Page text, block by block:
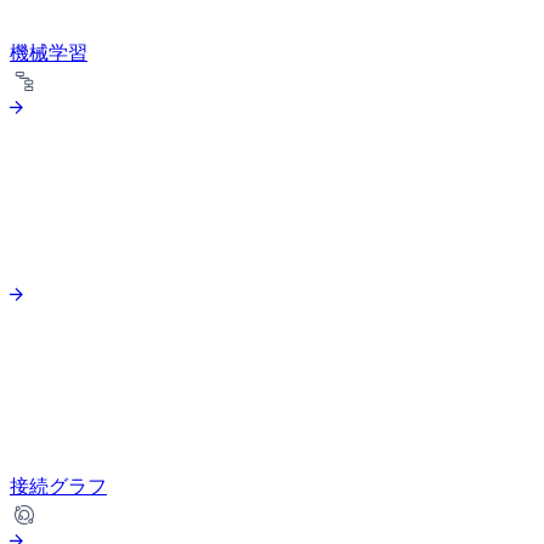
機械学習
接続グラフ